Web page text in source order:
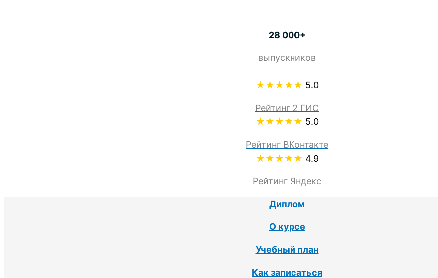
28 000+
выпускников
★★★★★ 5.0
Рейтинг 2 ГИС
★★★★★ 5.0
Рейтинг ВКонтакте
★★★★★ 4.9
Рейтинг Яндекс
Диплом
О курсе
Учебный план
Как записаться